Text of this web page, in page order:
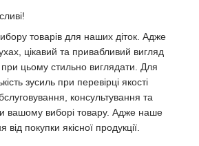
товарів для наших діток. Адже
цікавий та привабливий вигляд
цьому стильно виглядати. Для
зусиль при перевірці якості
консультування та
вашому виборі товару. Адже наше
покупки якісної продукції.